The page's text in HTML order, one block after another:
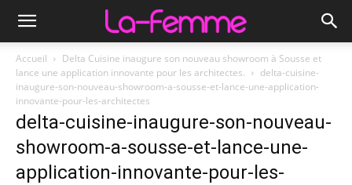
Accueil
Delta Cuisine inaugure son nouveau showroom à Sousse et
lance une application innovante pour les architectes.
delta-cuisine-
inaugure-son-nouveau-showroom-a-sousse-et-lance-une-application-
innovante-pour-les-architectes
delta-cuisine-inaugure-son-nouveau-
showroom-a-sousse-et-lance-une-
application-innovante-pour-les-